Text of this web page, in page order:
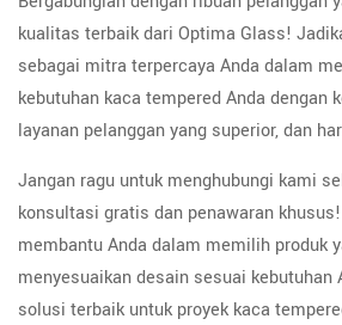
kualitas terbaik dari Optima Glass!
sebagai mitra terpercaya Anda dalam
kebutuhan kaca tempered Anda dengan
layanan pelanggan yang superior, dan
Jangan ragu untuk menghubungi kami
konsultasi gratis dan penawaran
membantu Anda dalam memilih produk
menyesuaikan desain sesuai kebutuhan
solusi terbaik untuk proyek kaca